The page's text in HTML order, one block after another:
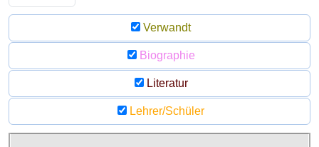
Verwandt
Biographie
Literatur
Lehrer/Schüler